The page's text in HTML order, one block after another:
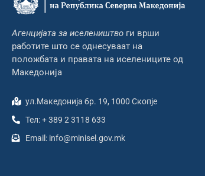
Агенцијата за иселеништво ги врши
работите што се однесуваат на
положбата и правата на иселениците од
Македонија
ул.Македонија бр. 19, 1000 Скопје
Тел: + 389 2 3118 633
Email: info@minisel.gov.mk